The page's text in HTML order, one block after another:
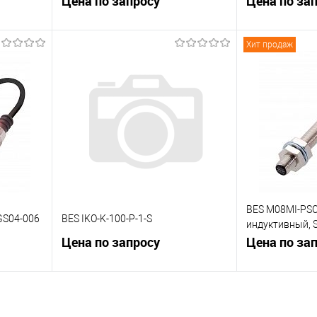
В корзину
К сравнению
В избранное
Под заказ
006 BES IKO-K-100-P-1-S
Цена по запросу
Хит продаж
BES M08MI-
индуктивный,
замыкающий
Цена по